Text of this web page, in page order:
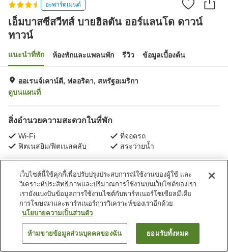
อะพาร์ตเมนต์
เอ็มบาสซีสวีทส์ บายฮิลตัน ออร์แลนโด ดาวน์
ทาวน์
แนะนำที่พัก ห้องพักและแพลนพัก รีวิว ข้อมูลเบื้องต้น
ออเรนจ์เคาน์ตี, ฟลอริดา, สหรัฐอเมริกา
ดูบนแผนที่
สิ่งอำนวยความสะดวกในที่พัก
Wi-Fi
ที่จอดรถ
ฟิตเนสยิม/ฟิตเนสคลับ
สระว่ายน้ำ
หน้าแรก สหรัฐอเมริกา ฟลอริดา ออเรนจ์เคาน์ตี
ออร์แลนโด
เอ็มบาสซีสวีทส์ บายฮิลตัน ออร์แลนโด ดาวน์ทาวน์
ค้นหาห้องพัก
เว็บไซต์นี้ใช้คุกกี้เพื่อปรับปรุงประสบการณ์ใช้งานของผู้ใช้ และ
วิเคราะห์ประสิทธิภาพและปริมาณการใช้งานบนเว็บไซต์ของเรา
เรายังแบ่งปันข้อมูลการใช้งานไซต์กับพาร์ทเนอร์โซเชียลมีเดีย
การโฆษณาและพาร์ทเนอร์การวิเคราะห์ของเราอีกด้วย
นโยบายความเป็นส่วนตัว
ห้ามขายข้อมูลส่วนบุคคลของฉัน ยอมรับทั้งหมด